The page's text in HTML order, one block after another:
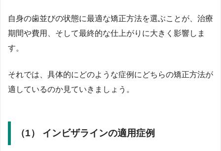
自身の歯並びの状態に最適な矯正方法を選ぶことが、治療
期間や費用、そして最終的な仕上がりに大きく影響しま
す。
それでは、具体的にどのような症例にどちらの矯正方法が
適しているのか見ていきましょう。
（1） インビザラインの適用症例